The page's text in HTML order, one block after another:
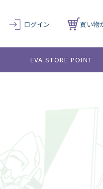
ログイン 買い物
EVA STORE POINT